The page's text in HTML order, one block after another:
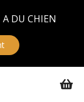
DU CHIEN